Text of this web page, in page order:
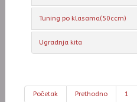
Tuning po klasama(50ccm)
Ugradnja kita
Početak Prethodno 1